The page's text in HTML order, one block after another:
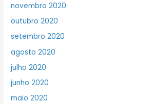
novembro 2020
outubro 2020
setembro 2020
agosto 2020
julho 2020
junho 2020
maio 2020